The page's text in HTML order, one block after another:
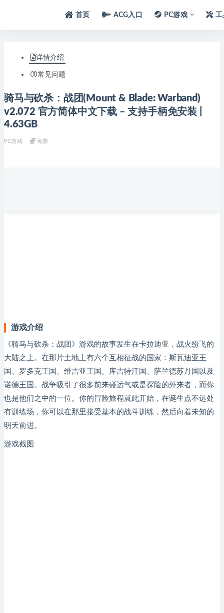
首页 ACG入口 PC游戏
详情介绍
常见问题
骑马与砍杀：战团(Mount & Blade: Warband)
v2.072 官方简体中文下载 – 支持手柄免安装 |
4.63GB
PC游戏 免费
游戏介绍
《骑马与砍杀：战团》游戏的故事发生在卡拉迪亚，战火纷飞的
大陆之上。在那片土地上有六个互相征战的国家：斯瓦迪亚王
国、罗多克王国、维吉亚王国、库吉特汗国、萨兰德苏丹国以及
诺德王国。战争吸引了很多前来碰运气或是探险的外来者，而你
也是他们之中的一位。你的冒险旅程就此开始，在诞生点不远处
有训练场，你可以在那里接受基本的战斗训练，然后向着未知的
明天前进。
游戏截图